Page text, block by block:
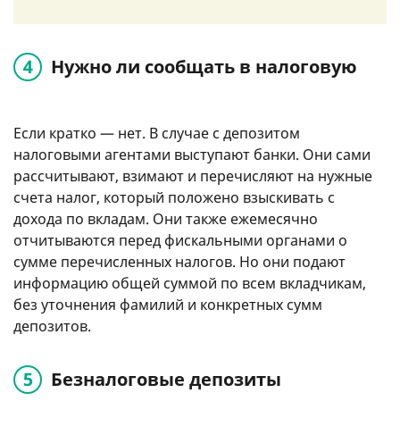
Нужно ли сообщать в налоговую
Если кратко — нет. В случае с депозитом
налоговыми агентами выступают банки. Они сами
рассчитывают, взимают и перечисляют на нужные
счета налог, который положено взыскивать с
дохода по вкладам. Они также ежемесячно
отчитываются перед фискальными органами о
сумме перечисленных налогов. Но они подают
информацию общей суммой по всем вкладчикам,
без уточнения фамилий и конкретных сумм
депозитов.
Безналоговые депозиты